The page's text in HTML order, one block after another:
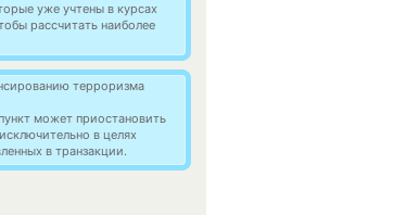
уже учтены в курсах
рассчитать наиболее
терроризма
может приостановить
в целях
в транзакции.